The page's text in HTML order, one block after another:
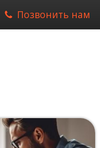
Позвонить нам